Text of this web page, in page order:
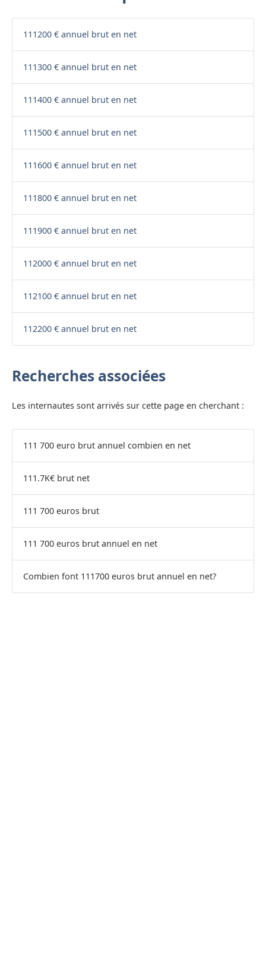
111200 € annuel brut en net
111300 € annuel brut en net
111400 € annuel brut en net
111500 € annuel brut en net
111600 € annuel brut en net
111800 € annuel brut en net
111900 € annuel brut en net
112000 € annuel brut en net
112100 € annuel brut en net
112200 € annuel brut en net
Recherches associées
Les internautes sont arrivés sur cette page en cherchant :
111 700 euro brut annuel combien en net
111.7K€ brut net
111 700 euros brut
111 700 euros brut annuel en net
Combien font 111700 euros brut annuel en net?